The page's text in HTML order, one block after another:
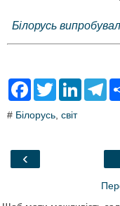
Білорусь
F
e
o
T
t
L
T
a
# Білорусь, світ
‹